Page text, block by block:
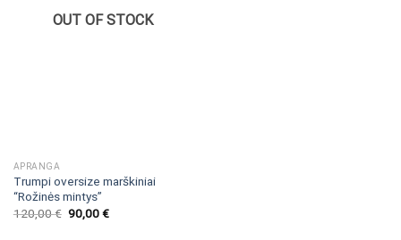
OUT OF STOCK
APRANGA
Trumpi oversize marškiniai
“Rožinės mintys”
120,00€ 90,00€